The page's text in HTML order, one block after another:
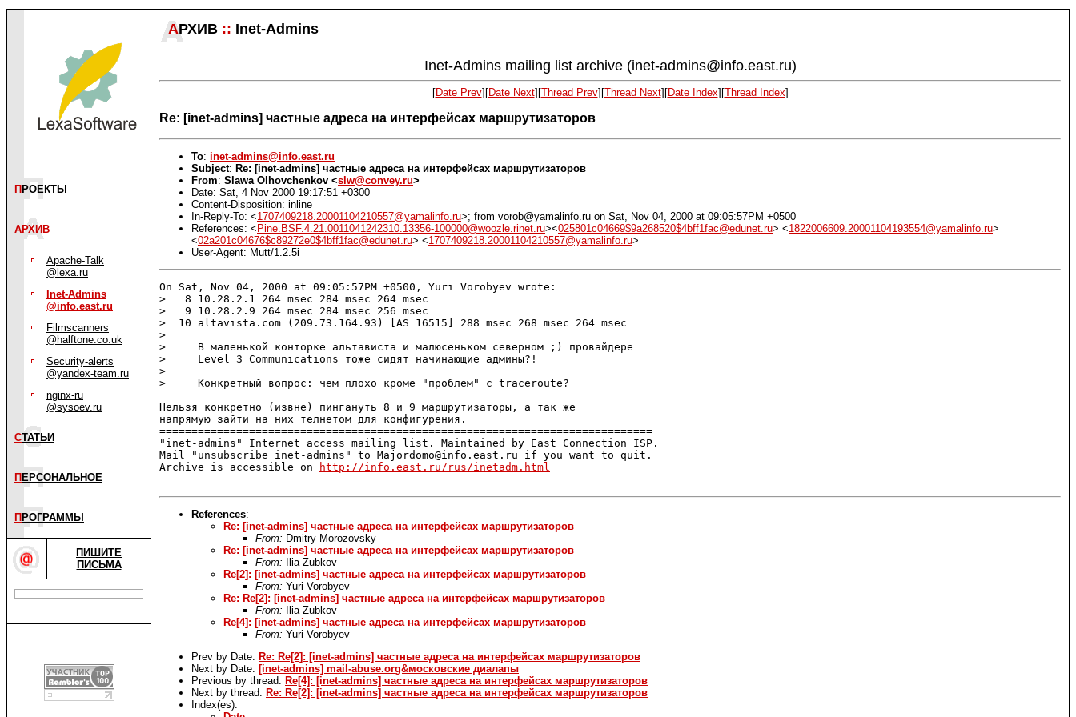
П РОЕКТЫ
АРХИВ
Apache-Talk
@lexa.ru
Inet-Admins
@info.east.ru
Filmscanners
@halftone.co.uk
Security-alerts
@yandex-team.ru
nginx-ru
@sysoev.ru
СТАТЬИ
П ЕРСОНАЛЬНОЕ
П РОГРАММЫ
ПИШИТЕ
ПИСЬМА
АРХИВ :: Inet-Admins
Inet-Admins mailing list archive (inet-admins@info.east.ru)
[Date Prev][Date Next][Thread Prev][Thread Next][Date Index][Thread Index]
Re: [inet-admins] частные адреса на интерфейсах маршрутизаторов
To: inet-admins@info.east.ru
Subject: Re: [inet-admins] частные адреса на интерфейсах маршрутизаторов
From: Slawa Olhovchenkov <slw@convey.ru>
Date: Sat, 4 Nov 2000 19:17:51 +0300
Content-Disposition: inline
In-Reply-To: <1707409218.20001104210557@yamalinfo.ru>; from vorob@yamalinfo.ru on Sat, Nov 04, 2000 at 09:05:57PM +0500
References: < Pine.BSF.4.21.0011041242310.13356-100000@woozle.rinet.ru><025801c04669$9a268520$4bff1fac@edunet.ru> <1822006609.20001104193554@yamalinfo.ru>
<02a201c04676$c89272e0$4bff1fac@edunet.ru> <1707409218.20001104210557@yamalinfo.ru>
User-Agent: Mutt/1.2.5i
On Sat, Nov 04, 2000 at 09:05:57PM +0500, Yuri Vorobyev wrote:
>   8 10.28.2.1 264 msec 284 msec 264 msec
>   9 10.28.2.9 264 msec 284 msec 256 msec
>  10 altavista.com (209.73.164.93) [AS 16515] 288 msec 268 msec 264 msec
>
>     В маленькой конторке альтависта и малюсеньком северном ;) провайдере
>     Level 3 Communications тоже сидят начинающие админы?!
>
>     Конкретный вопрос: чем плохо кроме "проблем" с traceroute?
Нельзя конкретно (извне) пингануть 8 и 9 маршрутизаторы, а так же
напрямую зайти на них телнетом для конфигурения.
=============================================================================
"inet-admins" Internet access mailing list. Maintained by East Connection ISP.
Mail "unsubscribe inet-admins" to Majordomo@info.east.ru if you want to quit.
Archive is accessible on
http://info.east.ru/rus/inetadm.html
References:
Re: [inet-admins] частные адреса на интерфейсах маршрутизаторов
From: Dmitry Morozovsky
Re: [inet-admins] частные адреса на интерфейсах маршрутизаторов
From: Ilia Zubkov
Re[2]: [inet-admins] частные адреса на интерфейсах маршрутизаторов
From: Yuri Vorobyev
Re: Re[2]: [inet-admins] частные адреса на интерфейсах маршрутизаторов
From: Ilia Zubkov
Re[4]: [inet-admins] частные адреса на интерфейсах маршрутизаторов
From: Yuri Vorobyev
Prev by Date: Re: Re[2]: [inet-admins] частные адреса на интерфейсах маршрутизаторов
Next by Date: [inet-admins] mail-abuse.org&московские диалапы
Previous by thread: Re[4]: [inet-admins] частные адреса на интерфейсах маршрутизаторов
Next by thread: Re: Re[2]: [inet-admins] частные адреса на интерфейсах маршрутизаторов
Index(es):